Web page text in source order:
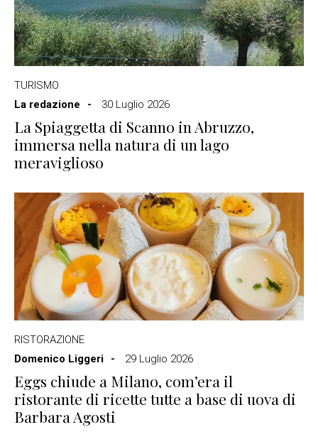
TURISMO
La redazione
30 Luglio 2026
La Spiaggetta di Scanno in Abruzzo,
immersa nella natura di un lago
meraviglioso
RISTORAZIONE
Domenico Liggeri
29 Luglio 2026
Eggs chiude a Milano, com’era il
ristorante di ricette tutte a base di uova di
Barbara Agosti